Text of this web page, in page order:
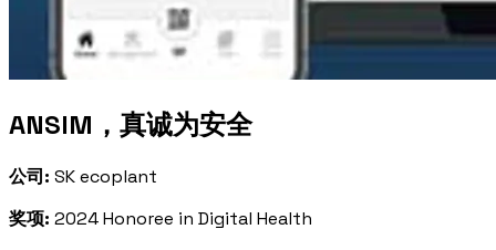
ANSIM，真诚为安全
公司: SK ecoplant
奖项: 2024 Honoree in Digital Health